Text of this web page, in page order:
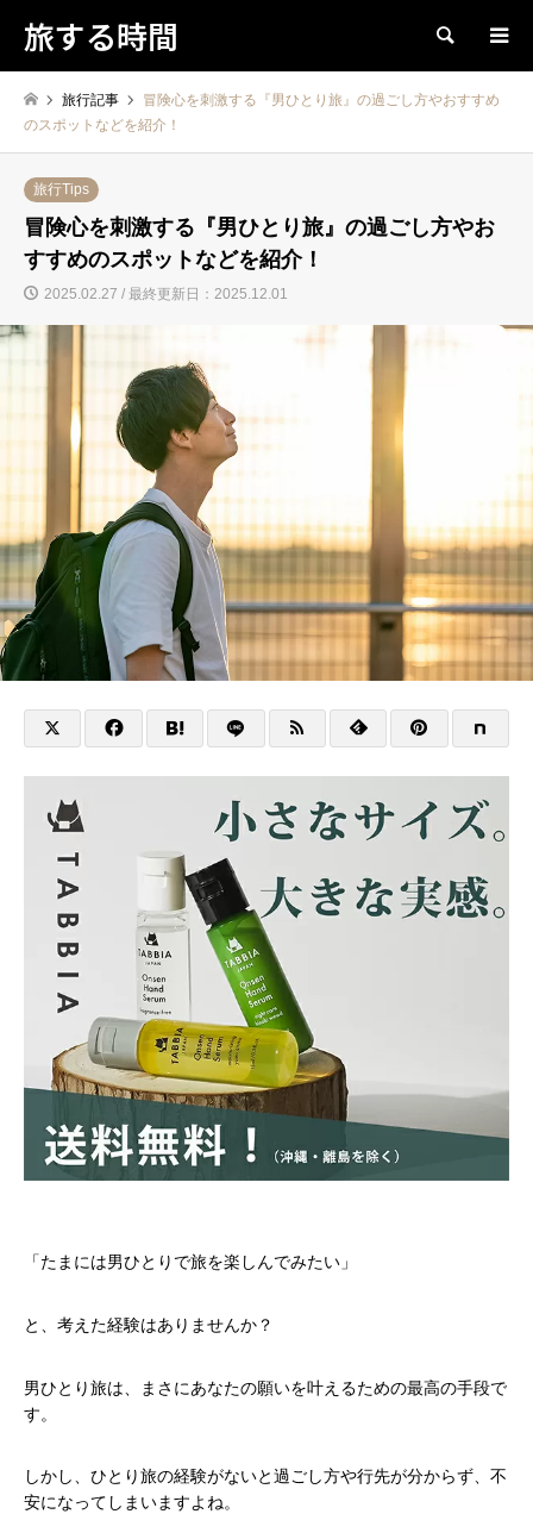
旅する時間 検索
旅行記事
冒険心を刺激する『男ひとり旅』の過ごし方やおすすめ
のスポットなどを紹介！
旅行Tips
冒険心を刺激する『男ひとり旅』の過ごし方やお
すすめのスポットなどを紹介！
2025.02.27 / 最終更新日：2025.12.01
「たまには男ひとりで旅を楽しんでみたい」
と、考えた経験はありませんか？
男ひとり旅は、まさにあなたの願いを叶えるための最高の手段で
す。
しかし、ひとり旅の経験がないと過ごし方や行先が分からず、不
安になってしまいますよね。